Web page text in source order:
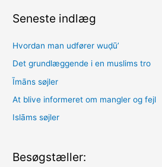
Seneste indlæg
Hvordan man udfører wuḍūʼ
Det grundlæggende i en muslims tro
Īmāns søjler
At blive informeret om mangler og fejl
Islāms søjler
Besøgstæller: